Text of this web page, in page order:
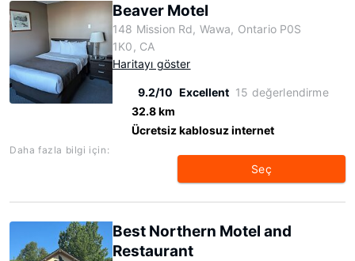
Beaver Motel
148 Mission Rd, Wawa, Ontario P0S
1K0, CA
Haritayı göster
9.2/10 Excellent 15 değerlendirme
32.8 km
Ücretsiz kablosuz internet
Daha fazla bilgi için:
Seç
Best Northern Motel and
Restaurant